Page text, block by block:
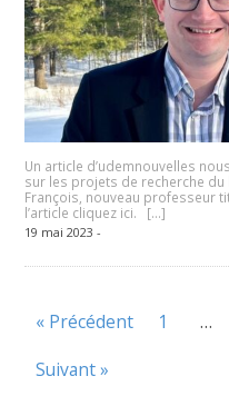
Un article d’udemnouvelles
sur les projets de recherche
François, nouveau professeur
l’article cliquez ici. […]
19 mai 2023 -
« Précédent 1 …
Suivant »